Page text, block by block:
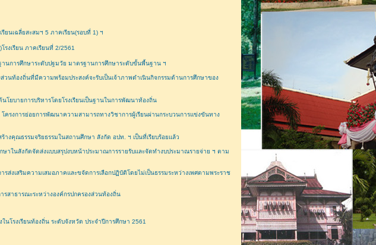
นเฉลี่ยสะสมฯ 5 ภาคเรียน(รอบที่ 1) ฯ
งเรียน ภาคเรียนที่ 2/2561
านการศึกษาระดับปฐมวัย มาตรฐานการศึกษาระดับขั้นพื้นฐาน ฯ
นท้องถิ่นที่มีความพร้อมประสงค์จะรับเป็นเจ้าภาพดำเนินกิจกรรมด้านการศึกษาของ
ยบายการบริหารโดยโรงเรียนเป็นฐานในการพัฒนาท้องถิ่น
รงการย่อยการพัฒนาความสามารถทางวิชาการผู้เรียนผ่านกระบวนการแข่งขันทาง
างคุณธรรมจริยธรรมในสถานศึกษา สังกัด อปท. ฯ เป็นที่เรียบร้อยแล้ว
าในสังกัดจัดส่งแบบสรุปงบหน้าประมาณการรายรับและจัดทำงบประมาณรายจ่าย ฯ ตาม
งเสริมความเสมอภาคและขจัดการเลือกปฏิบัติโดยไม่เป็นธรรมระหว่างเพศตามพระราช
สาธารณะระหว่างองค์กรปกครองส่วนท้องถิ่น
โรงเรียนท้องถิ่น ระดับจังหวัด ประจำปีการศึกษา 2561